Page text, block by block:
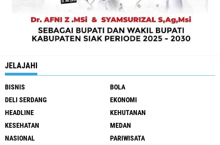
JELAJAHI
BISNIS
BOLA
DELI SERDANG
EKONOMI
HEADLINE
KEHUTANAN
KESEHATAN
MEDAN
NASIONAL
PARIWISATA